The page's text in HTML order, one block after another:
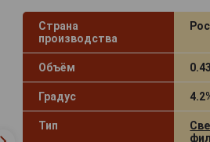
Страна
производства
Объём
Градус
Тип